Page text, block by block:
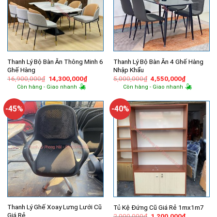
Thanh Lý Bộ Bàn Ăn Thông Minh 6
Ghế Hàng
16,900,000₫ Giá
gốc
là:
14,300,000₫Giá
hiện
14,300,000₫.
Còn hàng - Giao nhanh
Thanh Lý Bộ Bàn Ăn 4 Ghế Hàng
Nhập Khẩu
5,000,000₫ Giá
gốc
là:
4,550,000₫Giá
hiện
tại
Còn hàng - Giao nhanh
-45%
Thanh Lý Ghế Xoay Lưng Lưới Cũ
Giá Rẻ
-40%
Tủ Kệ Đứng Cũ Giá Rẻ 1mx1m7